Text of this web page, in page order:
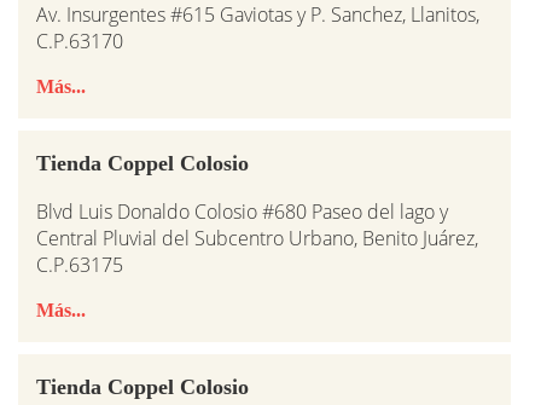
Av. Insurgentes #615 Gaviotas y P. Sanchez, Llanitos,
C.P.63170
Más...
Tienda Coppel Colosio
Blvd Luis Donaldo Colosio #680 Paseo del lago y
Central Pluvial del Subcentro Urbano, Benito Juárez,
C.P.63175
Más...
Tienda Coppel Colosio